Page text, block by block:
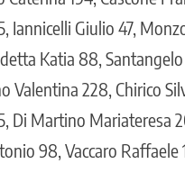
Iannicelli Giulio 47,
Katia 88,
Valentina 228, Chirico
Di Martino Mariateresa
98, Vaccaro Raffaele